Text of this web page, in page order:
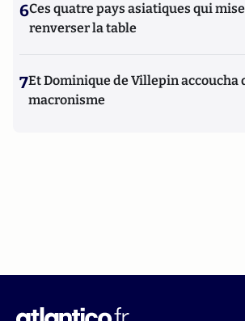
6Ces quatre pays asiatiques qui
renverser la table
7Et Dominique de Villepin
macronisme